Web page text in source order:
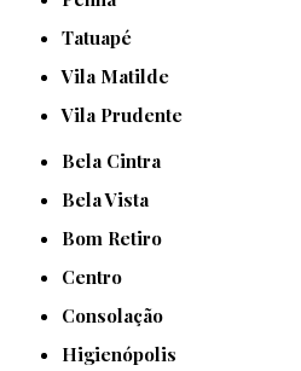
Tatuapé
Vila Matilde
Vila Prudente
Bela Cintra
Bela Vista
Bom Retiro
Centro
Consolação
Higienópolis